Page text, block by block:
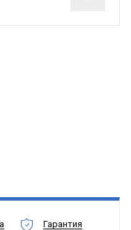
Гарантия